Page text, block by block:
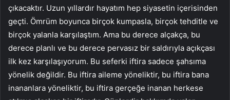
çıkacaktır. Uzun yıllardır hayatım hep siyasetin içerisinden
geçti. Ömrüm boyunca birçok kumpasla, birçok tehditle ve
birçok yalanla karşılaştım. Ama bu derece alçakça, bu
derece planlı ve bu derece pervasız bir saldırıyla açıkçası
ilk kez karşılaşıyorum. Bu seferki iftira sadece şahsıma
yönelik değildir. Bu iftira aileme yöneliktir, bu iftira bana
inananlara yöneliktir, bu iftira gerçeğe inanan herkese